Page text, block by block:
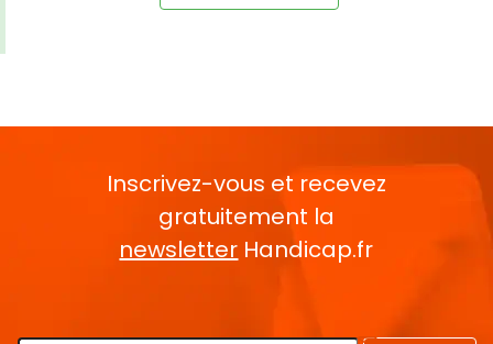
Inscrivez-vous et recevez
gratuitement la
newsletter Handicap.fr